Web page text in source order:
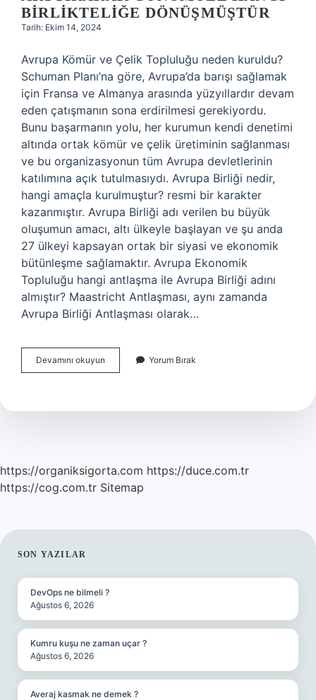
BIRLIKTELIĞE DÖNÜŞMÜŞTÜR
Tarih: Ekim 14, 2024
Avrupa Kömür ve Çelik Topluluğu neden kuruldu?
Schuman Planı’na göre, Avrupa’da barışı sağlamak
için Fransa ve Almanya arasında yüzyıllardır devam
eden çatışmanın sona erdirilmesi gerekiyordu.
Bunu başarmanın yolu, her kurumun kendi denetimi
altında ortak kömür ve çelik üretiminin sağlanması
ve bu organizasyonun tüm Avrupa devletlerinin
katılımına açık tutulmasıydı. Avrupa Birliği nedir,
hangi amaçla kurulmuştur? resmi bir karakter
kazanmıştır. Avrupa Birliği adı verilen bu büyük
oluşumun amacı, altı ülkeyle başlayan ve şu anda
27 ülkeyi kapsayan ortak bir siyasi ve ekonomik
bütünleşme sağlamaktır. Avrupa Ekonomik
Topluluğu hangi antlaşma ile Avrupa Birliği adını
almıştır? Maastricht Antlaşması, aynı zamanda
Avrupa Birliği Antlaşması olarak…
Devamını okuyun
Ve
Zaman
Günümüze
Hangi
Yorum Bırak
https://organiksigorta.com https://duce.com.tr
https://cog.com.tr Sitemap
SIDEBAR
SON YAZILAR
DevOps ne bilmeli ?
Ağustos 6, 2026
Kumru kuşu ne zaman uçar ?
Ağustos 6, 2026
Averaj kasmak ne demek ?